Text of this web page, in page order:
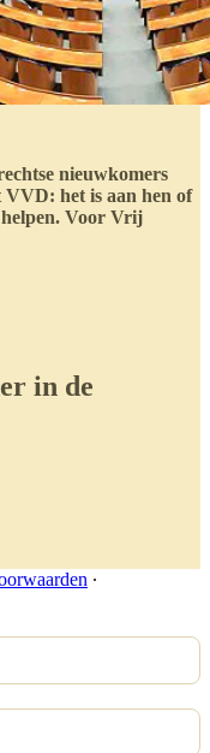
nieuwkomers
VVD: het is aan hen of
helpen. Voor Vrij
in de
∙